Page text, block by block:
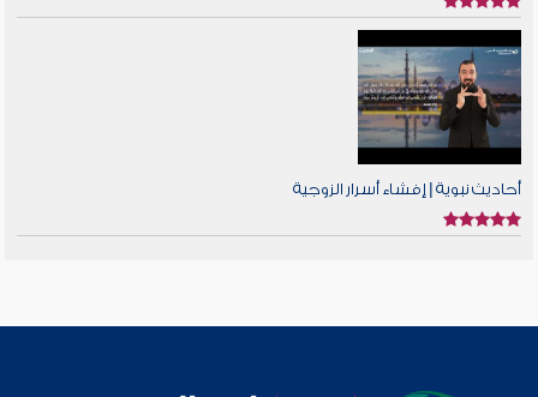
أحاديث نبوية | إفشاء أسرار الزوجية